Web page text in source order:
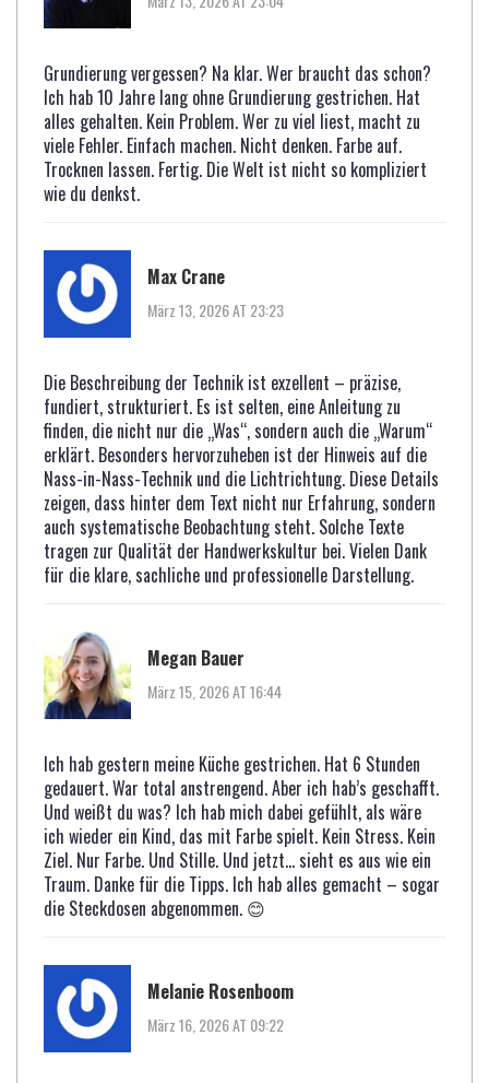
Grundierung vergessen? Na klar. Wer braucht das schon?
Ich hab 10 Jahre lang ohne Grundierung gestrichen. Hat
alles gehalten. Kein Problem. Wer zu viel liest, macht zu
viele Fehler. Einfach machen. Nicht denken. Farbe auf.
Trocknen lassen. Fertig. Die Welt ist nicht so kompliziert
wie du denkst.
Max Crane
März 13, 2026 AT 23:23
Die Beschreibung der Technik ist exzellent – präzise,
fundiert, strukturiert. Es ist selten, eine Anleitung zu
finden, die nicht nur die „Was“, sondern auch die „Warum“
erklärt. Besonders hervorzuheben ist der Hinweis auf die
Nass-in-Nass-Technik und die Lichtrichtung. Diese Details
zeigen, dass hinter dem Text nicht nur Erfahrung, sondern
auch systematische Beobachtung steht. Solche Texte
tragen zur Qualität der Handwerkskultur bei. Vielen Dank
für die klare, sachliche und professionelle Darstellung.
Megan Bauer
März 15, 2026 AT 16:44
Ich hab gestern meine Küche gestrichen. Hat 6 Stunden
gedauert. War total anstrengend. Aber ich hab’s geschafft.
Und weißt du was? Ich hab mich dabei gefühlt, als wäre
ich wieder ein Kind, das mit Farbe spielt. Kein Stress. Kein
Ziel. Nur Farbe. Und Stille. Und jetzt… sieht es aus wie ein
Traum. Danke für die Tipps. Ich hab alles gemacht – sogar
die Steckdosen abgenommen. 😊
Melanie Rosenboom
März 16, 2026 AT 09:22